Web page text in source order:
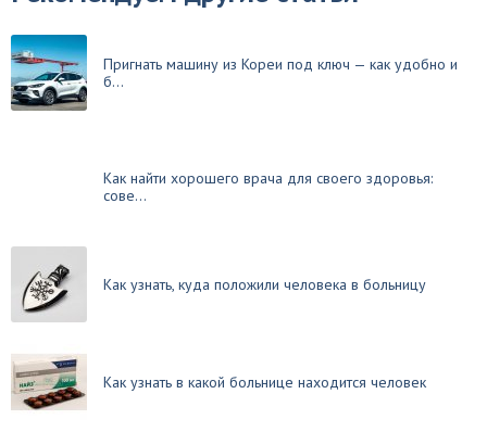
Пригнать машину из Кореи под ключ — как удобно и
б...
Как найти хорошего врача для своего здоровья:
сове...
Как узнать, куда положили человека в больницу
Как узнать в какой больнице находится человек